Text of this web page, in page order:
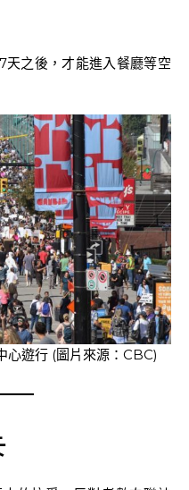
天之後，才能進入餐廳等空
心遊行 (圖片來源：CBC)